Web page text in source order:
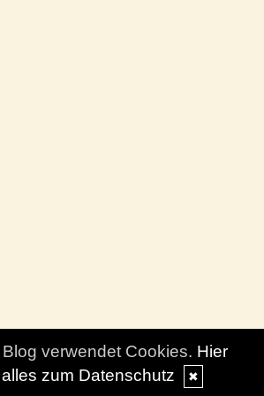
verwendet Cookies. Hier
zum Datenschutz
✖